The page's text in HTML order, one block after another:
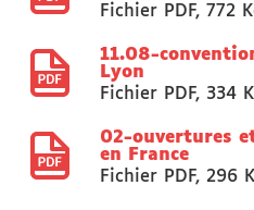
Fichier PDF, 772
11.08-
Lyon
Fichier PDF, 334
02-ouvertures
en France
Fichier PDF, 296